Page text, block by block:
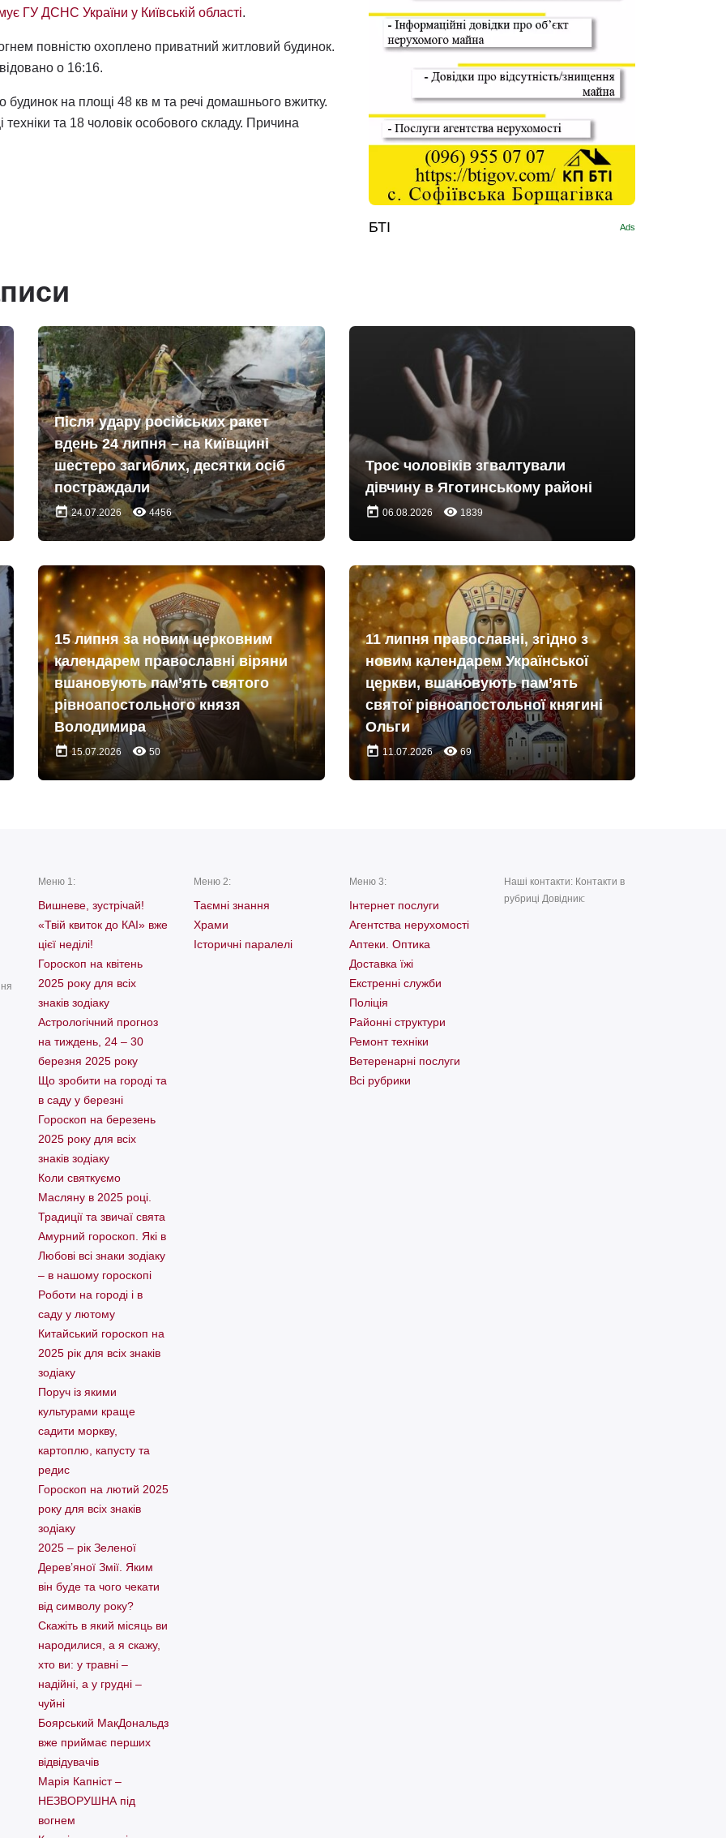
ГУ ДСНС України у Київській області.
повністю охоплено приватний житловий будинок.
о 16:16.
будинок на площі 48 кв м та речі домашнього вжитку.
та 18 чоловік особового складу. Причина
БТІ Ads
Після удару російських ракет
вдень 24 липня – на Київщині
шестеро загиблих, десятки осіб
постраждали
today24.07.2026 remove_red_eye4456
Троє чоловіків згвалтували
дівчину в Яготинському районі
today 06.08.2026 remove_red_eye 1839
15 липня за новим церковним
календарем православні віряни
вшановують пам’ять святого
рівноапостольного князя
Володимира
today 15.07.2026 remove_red_eye 50
11 липня православні, згідно з
новим календарем Української
церкви, вшановують пам’ять
святої рівноапостольної княгині
Ольги
today 11.07.2026 remove_red_eye 69
Меню 1:
Вишневе, зустрічай!
«Твій квиток до КАІ» вже
цієї неділі!
Гороскоп на квітень
2025 року для всіх
знаків зодіаку
Астрологічний прогноз
на тиждень, 24 – 30
березня 2025 року
Що зробити на городі та
в саду у березні
Гороскоп на березень
2025 року для всіх
знаків зодіаку
Коли святкуємо
Масляну в 2025 році.
Традиції та звичаї свята
Амурний гороскоп. Які в
Любові всі знаки зодіаку
– в нашому гороскопі
Pоботи на городі і в
саду у лютому
Китайський гороскоп на
2025 рік для всіх знаків
зодіаку
Поруч із якими
культурами краще
садити моркву,
картоплю, капусту та
редис
Гороскоп на лютий 2025
року для всіх знаків
зодіаку
2025 – рік Зеленої
Дерев’яної Змії. Яким
він буде та чого чекати
від символу року?
Скажіть в який місяць ви
народилися, а я скажу,
хто ви: у травні –
надійні, а у грудні –
чуйні
Боярський МакДональдз
вже приймає перших
відвідувачів
Марія Капніст –
НЕЗВОРУШНА під
вогнем
Меню 2:
Таємні знання
Храми
Історичні паралелі
Меню 3:
Інтернет послуги
Агентства нерухомості
Аптеки. Оптика
Доставка їжі
Екстренні служби
Поліція
Районні структури
Ремонт техніки
Ветеренарні послуги
Всі рубрики
Наші контакти: Контакти в
рубриці Довідник: